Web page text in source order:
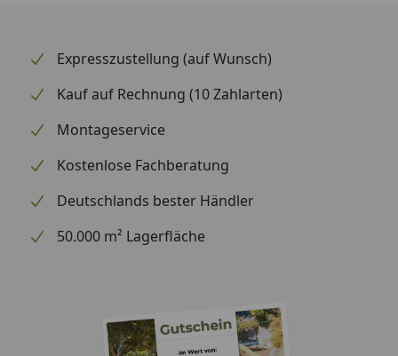
Vitavia Sicherheitsdatenblatt
Expresszustellung (auf Wunsch)
Kauf auf Rechnung (10 Zahlarten)
Montageservice
Kostenlose Fachberatung
Deutschlands bester Händler
50.000 m² Lagerfläche